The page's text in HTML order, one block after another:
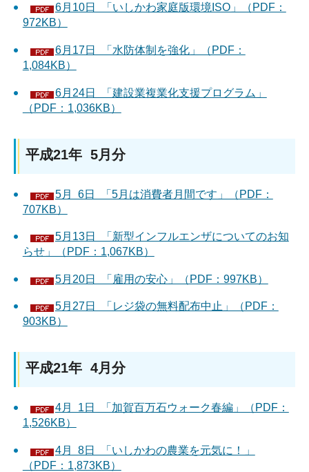
6月10日 「いしかわ家庭版環境ISO」（PDF：
972KB）
6月17日 「水防体制を強化」（PDF：
1,084KB）
6月24日 「建設業複業化支援プログラム」
（PDF：1,036KB）
平成21年 5月分
5月 6日 「5月は消費者月間です」（PDF：
707KB）
5月13日 「新型インフルエンザについてのお知
らせ」（PDF：1,067KB）
5月20日 「雇用の安心」（PDF：997KB）
5月27日 「レジ袋の無料配布中止」（PDF：
903KB）
平成21年 4月分
4月 1日 「加賀百万石ウォーク春編」（PDF：
1,526KB）
4月 8日 「いしかわの農業を元気に！」
（PDF：1,873KB）